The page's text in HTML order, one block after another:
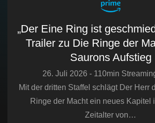
„Der Eine Ring ist
Trailer zu Die Ringe der
Saurons Aufstieg
26. Juli 2026 - 110min
Mit der dritten Staffel schlägt Der Herr
Ringe der Macht ein neues Kapitel
Zeitalter von…